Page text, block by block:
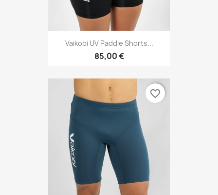
Vaikobi UV Paddle Shorts...
85,00 €
favorite_border